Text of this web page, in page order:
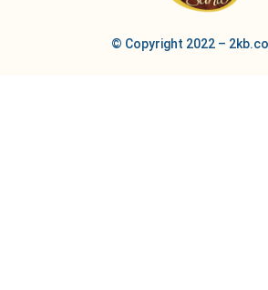
© Copyright 2022 –